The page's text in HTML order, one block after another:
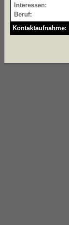
Interessen:
Beruf:
Kontaktaufnahme: